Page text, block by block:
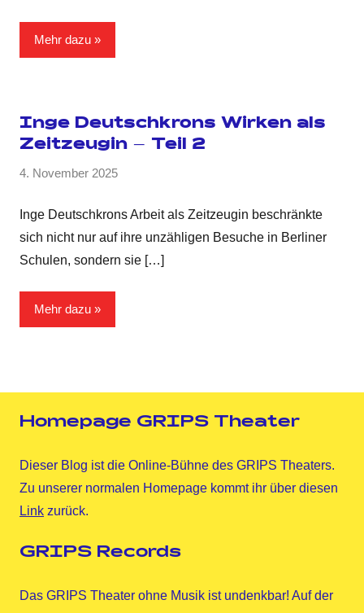
Mehr dazu
Inge Deutschkrons Wirken als
Zeitzeugin – Teil 2
4. November 2025
Inge Deutschkrons Arbeit als Zeitzeugin beschränkte
sich nicht nur auf ihre unzähligen Besuche in Berliner
Schulen, sondern sie […]
Mehr dazu
Homepage GRIPS Theater
Dieser Blog ist die Online-Bühne des GRIPS Theaters.
Zu unserer normalen Homepage kommt ihr über diesen
Link zurück.
GRIPS Records
Das GRIPS Theater ohne Musik ist undenkbar! Auf der